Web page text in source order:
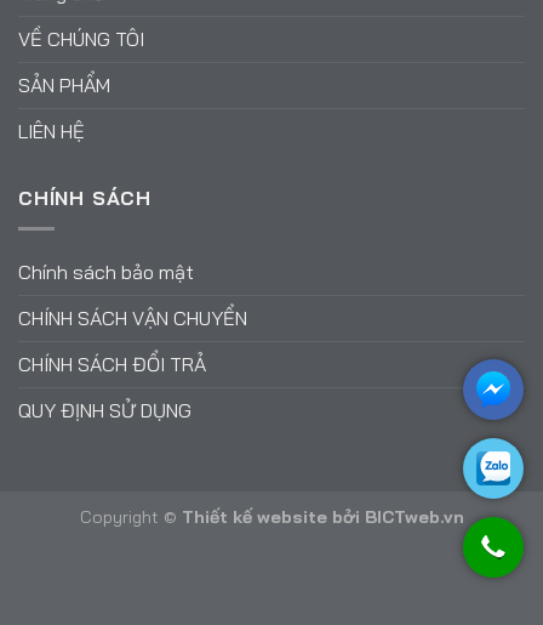
VỀ CHÚNG TÔI
SẢN PHẨM
LIÊN HỆ
CHÍNH SÁCH
Chính sách bảo mật
CHÍNH SÁCH VẬN CHUYỂN
CHÍNH SÁCH ĐỔI TRẢ
QUY ĐỊNH SỬ DỤNG
Copyright © Thiết kế websitebởi BICTweb.vn